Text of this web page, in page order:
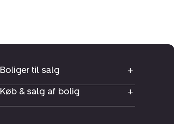
Boliger til salg
Køb & salg af bolig